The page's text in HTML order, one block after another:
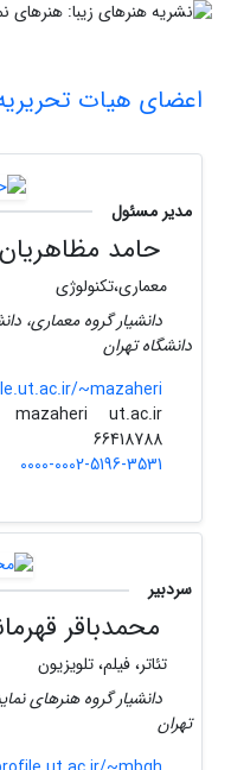
اعضای هیات
مدیر مسئول
حامد مظاهریان
معماری،تکنولوژی
دانشیار گروه معماری،
دانشگاه تهران
~mazaheri
mazaheri
ut.ac.ir
66418788
0000-0002-5196-3531
سردبیر
محمدباقر
تئاتر، فیلم، تلویزیون
دانشیار گروه هنرهای
تهران